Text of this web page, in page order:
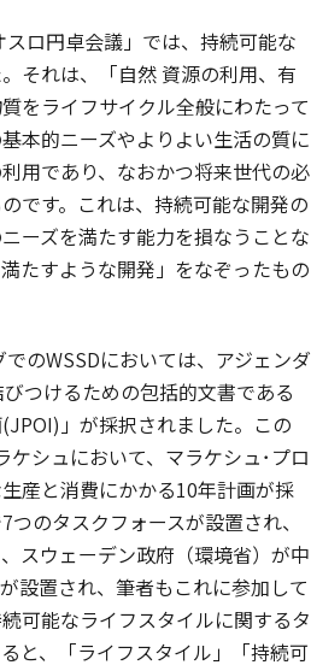
ロ円卓会議」では、持続可能な
それは、「自然 資源の利用、有
をライフサイクル全般にわたって
本的ニーズやよりよい生活の質に
用であり、なおかつ将来世代の必
です。これは、持続可能な開発の
ーズを満たす能力を損なうことな
たすような開発」をなぞったもの
のWSSDにおいては、アジェンダ
つけるための包括的文書である
」が採択されました。この
シュにおいて、マラケシュ･プロ
産と消費にかかる10年計画が採
のタスクフォースが設置され、
スウェーデン政府（環境省）が中
設置され、筆者もこれに参加して
可能なライフスタイルに関するタ
と、「ライフスタイル」「持続可